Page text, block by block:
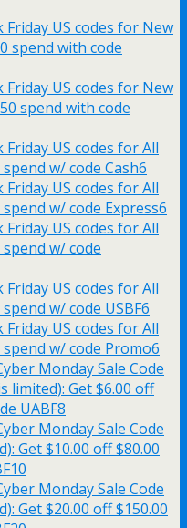
Friday US codes for New
spend with code
Friday US codes for New
spend with code
Friday US codes for All
w/ code Cash6
Friday US codes for All
w/ code Express6
Friday US codes for All
w/ code
Friday US codes for All
w/ code USBF6
Friday US codes for All
w/ code Promo6
Monday Sale Code
limited): Get $6.00 off
UABF8
Monday Sale Code
Get $10.00 off $80.00
Monday Sale Code
Get $20.00 off $150.00